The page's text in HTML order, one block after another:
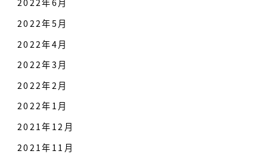
2022年6月
2022年5月
2022年4月
2022年3月
2022年2月
2022年1月
2021年12月
2021年11月